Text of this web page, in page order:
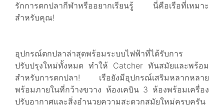
รักการตกปลากีฬาหรืออยากเรียนรู้ นี่คือเรือที่เหมาะ
สำหรับคุณ!
อุปกรณ์ตกปลาล่าสุดพร้อมระบบไฟฟ้าที่ได้รับการ
ปรับปรุงใหม่ทั้งหมด ทำให้ Catcher ทันสมัยและพร้อม
สำหรับการตกปลา! เรือยังมีอุปกรณ์เสริมหลากหลาย
พร้อมภายในที่กว้างขวาง ห้องเคบิน 3 ห้องพร้อมเครื่อง
ปรับอากาศและสิ่งอำนวยความสะดวกสมัยใหม่ครบครัน